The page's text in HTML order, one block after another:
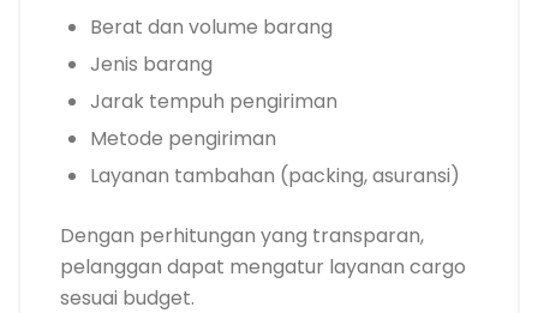
Berat dan volume barang
Jenis barang
Jarak tempuh pengiriman
Metode pengiriman
Layanan tambahan (packing, asuransi)
Dengan perhitungan yang transparan,
pelanggan dapat mengatur layanan cargo
sesuai budget.